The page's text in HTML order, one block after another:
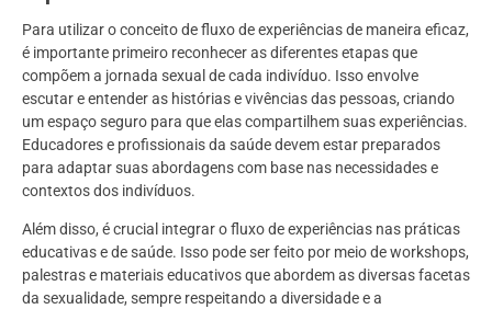
Para utilizar o conceito de fluxo de experiências de maneira eficaz,
é importante primeiro reconhecer as diferentes etapas que
compõem a jornada sexual de cada indivíduo. Isso envolve
escutar e entender as histórias e vivências das pessoas, criando
um espaço seguro para que elas compartilhem suas experiências.
Educadores e profissionais da saúde devem estar preparados
para adaptar suas abordagens com base nas necessidades e
contextos dos indivíduos.
Além disso, é crucial integrar o fluxo de experiências nas práticas
educativas e de saúde. Isso pode ser feito por meio de workshops,
palestras e materiais educativos que abordem as diversas facetas
da sexualidade, sempre respeitando a diversidade e a